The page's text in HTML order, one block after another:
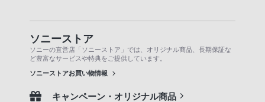
ソニーストア
ソニーの直営店「ソニーストア」では、オリジナル商品、長期保証な
ど豊富なサービスや特典をご提供しています。
ソニーストアお買い物情報
キャンペーン・オリジナル商品